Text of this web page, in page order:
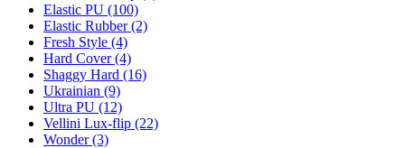
Elastic PU (100)
Elastic Rubber (2)
Fresh Style (4)
Hard Cover (4)
Shaggy Hard (16)
Ukrainian (9)
Ultra PU (12)
Vellini Lux-flip (22)
Wonder (3)